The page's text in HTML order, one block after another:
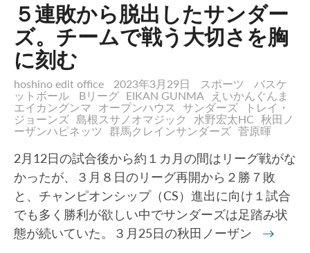
５連敗から脱出したサンダー
ズ。チームで戦う大切さを胸
に刻む
hoshino edit office 2023年3月29日 スポーツ
バスケ
ットボール
Bリーグ EIKAN GUNMA
えいかんぐんま
エイカングンマ
オープンハウス サンダーズ
トレイ・
ジョーンズ 島根スサノオマジック 水野宏太HC 秋田ノ
ーザンハピネッツ
群馬クレインサンダーズ 菅原暉
2月12日の試合後から約１カ月の間はリーグ戦がな
かったが、３月８日のリーグ再開から２勝７敗
と、チャンピオンシップ（CS）進出に向け１試合
でも多く勝利が欲しい中でサンダーズは足踏み状
態が続いていた。３月25日の秋田ノーザン →